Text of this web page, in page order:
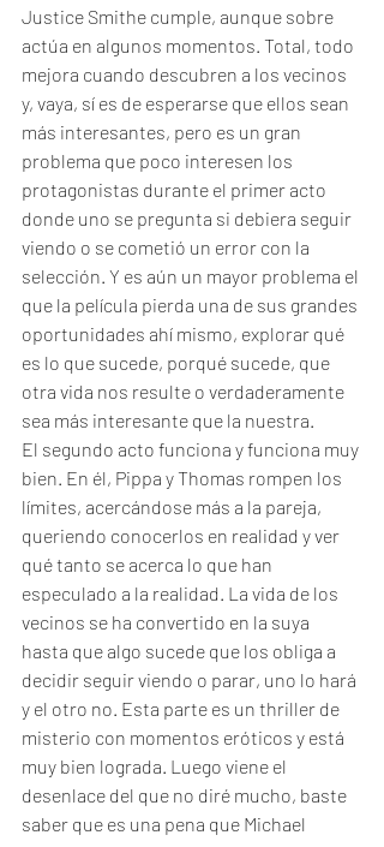
Justice Smithe cumple, aunque sobre
actúa en algunos momentos. Total, todo
mejora cuando descubren a los vecinos
y, vaya, sí es de esperarse que ellos sean
más interesantes, pero es un gran
problema que poco interesen los
protagonistas durante el primer acto
donde uno se pregunta si debiera seguir
viendo o se cometió un error con la
selección. Y es aún un mayor problema el
que la película pierda una de sus grandes
oportunidades ahí mismo, explorar qué
es lo que sucede, porqué sucede, que
otra vida nos resulte o verdaderamente
sea más interesante que la nuestra.
El segundo acto funciona y funciona muy
bien. En él, Pippa y Thomas rompen los
límites, acercándose más a la pareja,
queriendo conocerlos en realidad y ver
qué tanto se acerca lo que han
especulado a la realidad. La vida de los
vecinos se ha convertido en la suya
hasta que algo sucede que los obliga a
decidir seguir viendo o parar, uno lo hará
y el otro no. Esta parte es un thriller de
misterio con momentos eróticos y está
muy bien lograda. Luego viene el
desenlace del que no diré mucho, baste
saber que es una pena que Michael